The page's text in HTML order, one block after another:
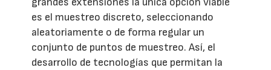
es el muestreo discreto, seleccionando
aleatoriamente o de forma regular un
conjunto de puntos de muestreo. Así, el
desarrollo de tecnologías que permitan la